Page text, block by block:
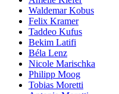
Waldemar Kobus
Felix Kramer
Taddeo Kufus
Bekim Latifi
Béla Lenz
Nicole Marischka
Philipp Moog
Tobias Moretti